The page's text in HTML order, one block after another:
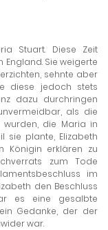
Stuart. Diese Zeit
Sie weigerte
sehnte aber
diese jedoch stets
dazu durchringen
als die
die Maria in
sie plante, Elizabeth
Königin erklären zu
zum Tode
im
den Beschluss
es eine gesalbte
Gedanke, der der
war.